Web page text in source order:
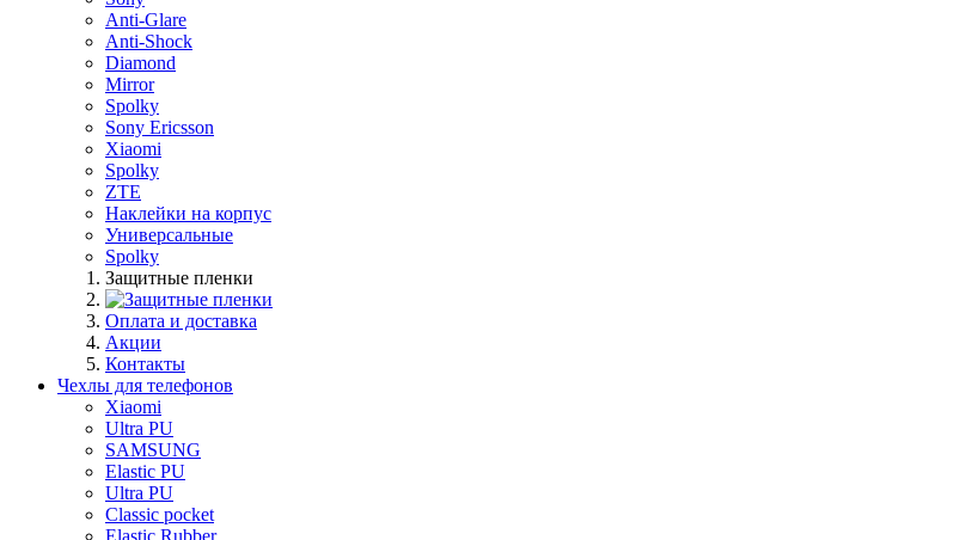
Anti-Glare
Anti-Shock
Diamond
Mirror
Spolky
Sony Ericsson
Xiaomi
Spolky
ZTE
Наклейки на корпус
Универсальные
Spolky
Защитные пленки
Оплата и доставка
Акции
Контакты
Чехлы для телефонов
Xiaomi
Ultra PU
SAMSUNG
Elastic PU
Ultra PU
Classic pocket